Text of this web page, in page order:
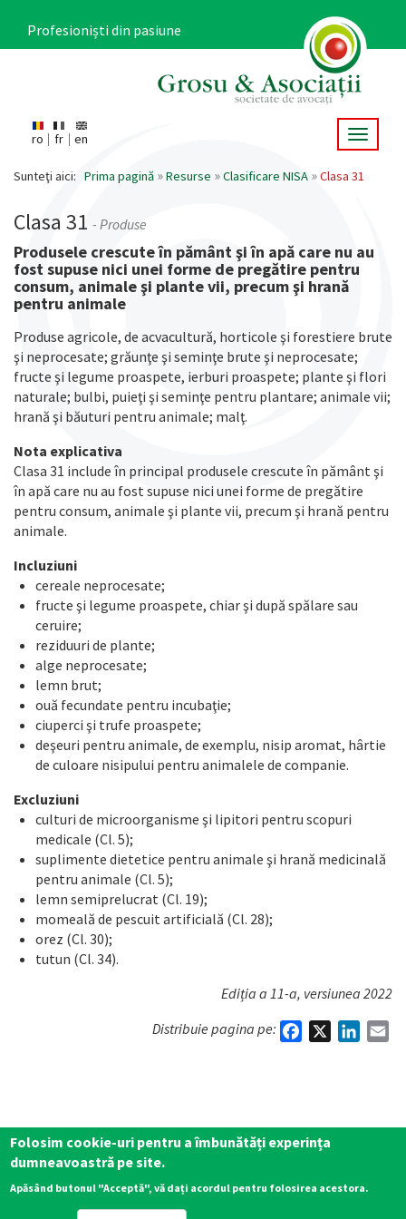
conţinutul
Profesioniști din pasiune
ro fr en
Main
navigation
Toggle
Sunteţi aici: Prima pagină Resurse Clasificare NISA Clasa 31
Clasa 31 - Produse
Produsele crescute în pământ şi în apă care nu au
fost supuse nici unei forme de pregătire pentru
consum, animale şi plante vii, precum şi hrană
pentru animale
Produse agricole, de acvacultură, horticole şi forestiere brute
şi neprocesate; grăunţe şi seminţe brute şi neprocesate;
fructe şi legume proaspete, ierburi proaspete; plante şi flori
naturale; bulbi, puieţi şi seminţe pentru plantare; animale vii;
hrană şi băuturi pentru animale; malţ.
Nota explicativa
Clasa 31 include în principal produsele crescute în pământ şi
în apă care nu au fost supuse nici unei forme de pregătire
pentru consum, animale şi plante vii, precum şi hrană pentru
animale.
Incluziuni
cereale neprocesate;
fructe şi legume proaspete, chiar şi după spălare sau
ceruire;
reziduuri de plante;
alge neprocesate;
lemn brut;
ouă fecundate pentru incubaţie;
ciuperci şi trufe proaspete;
deşeuri pentru animale, de exemplu, nisip aromat, hârtie
de culoare nisipului pentru animalele de companie.
Excluziuni
culturi de microorganisme şi lipitori pentru scopuri
medicale (Cl. 5);
suplimente dietetice pentru animale şi hrană medicinală
pentru animale (Cl. 5);
lemn semiprelucrat (Cl. 19);
momeală de pescuit artificială (Cl. 28);
orez (Cl. 30);
tutun (Cl. 34).
Ediția a 11-a, versiunea 2022
Distribuie pagina pe:
Facebook
Copyright 2026 © Grosu & Asociaţii •
Folosim cookie-uri pentru a îmbunătăți experința
dumneavoastră pe site.
Apăsând butonul "Acceptă", vă dați acordul pentru folosirea acestora.